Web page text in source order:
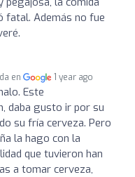
fatal. Además no fue
en 1 year ago
Este
daba gusto ir por su
su fría cerveza. Pero
la hago con la
que tuvieron han
a tomar cerveza,